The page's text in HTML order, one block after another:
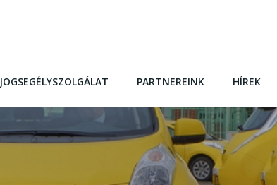
JOGSEGÉLYSZOLGÁLAT PARTNEREINK HÍREK